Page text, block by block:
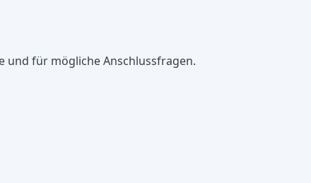
und für mögliche Anschlussfragen.